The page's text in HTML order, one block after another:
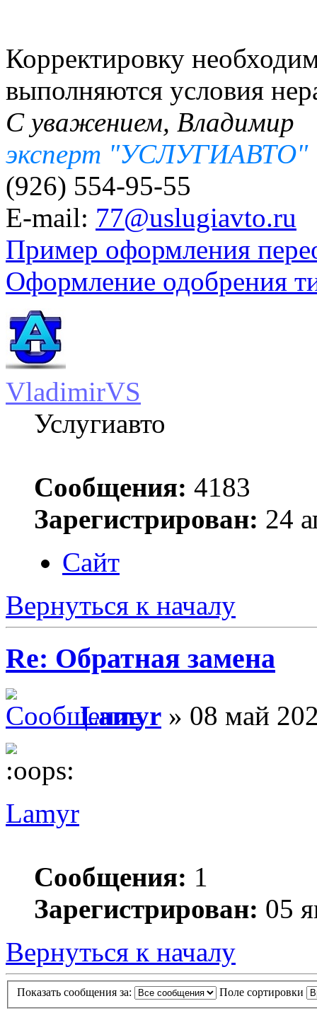
Корректировку
выполняются условия
С уважением, Владимир
эксперт "УСЛУГИАВТО"
(926) 554-95-55
E-mail: 77@uslugiavto.ru
Пример оформления
Оформление одобрения
VladimirVS
Услугиавто
Сообщения: 4183
Зарегистрирован: 24
Сайт
Вернуться к началу
Re: Обратная замена
Lamyr » 08 май
Lamyr
Сообщения: 1
Зарегистрирован: 05
Вернуться к началу
Показать сообщения за: Поле сортировки